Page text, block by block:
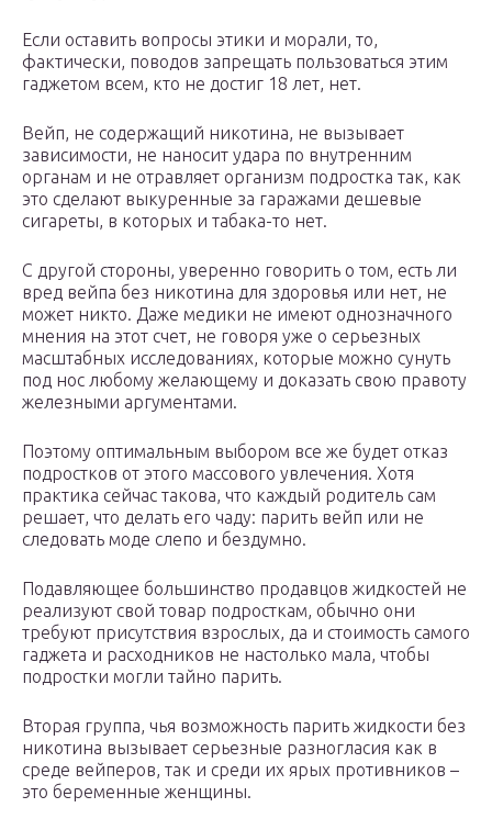
Если оставить вопросы этики и морали, то,
фактически, поводов запрещать пользоваться этим
гаджетом всем, кто не достиг 18 лет, нет.
Вейп, не содержащий никотина, не вызывает
зависимости, не наносит удара по внутренним
органам и не отравляет организм подростка так, как
это сделают выкуренные за гаражами дешевые
сигареты, в которых и табака-то нет.
С другой стороны, уверенно говорить о том, есть ли
вред вейпа без никотина для здоровья или нет, не
может никто. Даже медики не имеют однозначного
мнения на этот счет, не говоря уже о серьезных
масштабных исследованиях, которые можно сунуть
под нос любому желающему и доказать свою правоту
железными аргументами.
Поэтому оптимальным выбором все же будет отказ
подростков от этого массового увлечения. Хотя
практика сейчас такова, что каждый родитель сам
решает, что делать его чаду: парить вейп или не
следовать моде слепо и бездумно.
Подавляющее большинство продавцов жидкостей не
реализуют свой товар подросткам, обычно они
требуют присутствия взрослых, да и стоимость самого
гаджета и расходников не настолько мала, чтобы
подростки могли тайно парить.
Вторая группа, чья возможность парить жидкости без
никотина вызывает серьезные разногласия как в
среде вейперов, так и среди их ярых противников –
это беременные женщины.